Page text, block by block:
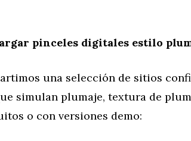
pinceles digitales estilo
una selección de sitios
simulan plumaje, textura de
o con versiones demo: